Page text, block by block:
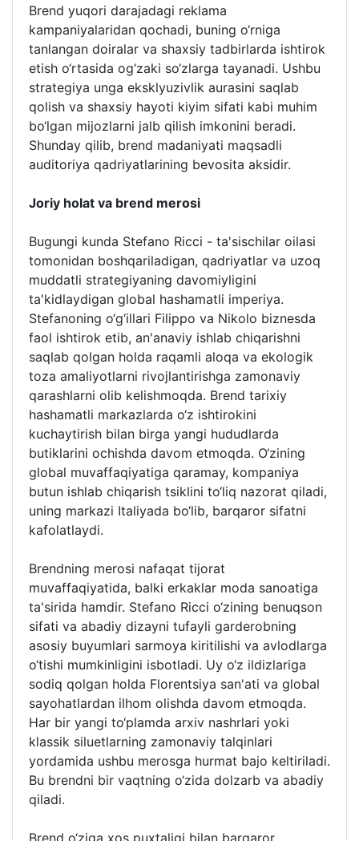
Brend yuqori darajadagi reklama
kampaniyalaridan qochadi, buning o‘rniga
tanlangan doiralar va shaxsiy tadbirlarda ishtirok
etish o‘rtasida og‘zaki so‘zlarga tayanadi. Ushbu
strategiya unga eksklyuzivlik aurasini saqlab
qolish va shaxsiy hayoti kiyim sifati kabi muhim
bo‘lgan mijozlarni jalb qilish imkonini beradi.
Shunday qilib, brend madaniyati maqsadli
auditoriya qadriyatlarining bevosita aksidir.
Joriy holat va brend merosi
Bugungi kunda Stefano Ricci - ta'sischilar oilasi
tomonidan boshqariladigan, qadriyatlar va uzoq
muddatli strategiyaning davomiyligini
ta'kidlaydigan global hashamatli imperiya.
Stefanoning o‘g‘illari Filippo va Nikolo biznesda
faol ishtirok etib, an'anaviy ishlab chiqarishni
saqlab qolgan holda raqamli aloqa va ekologik
toza amaliyotlarni rivojlantirishga zamonaviy
qarashlarni olib kelishmoqda. Brend tarixiy
hashamatli markazlarda o‘z ishtirokini
kuchaytirish bilan birga yangi hududlarda
butiklarini ochishda davom etmoqda. O‘zining
global muvaffaqiyatiga qaramay, kompaniya
butun ishlab chiqarish tsiklini to‘liq nazorat qiladi,
uning markazi Italiyada bo‘lib, barqaror sifatni
kafolatlaydi.
Brendning merosi nafaqat tijorat
muvaffaqiyatida, balki erkaklar moda sanoatiga
ta'sirida hamdir. Stefano Ricci o‘zining benuqson
sifati va abadiy dizayni tufayli garderobning
asosiy buyumlari sarmoya kiritilishi va avlodlarga
o‘tishi mumkinligini isbotladi. Uy o‘z ildizlariga
sodiq qolgan holda Florentsiya san'ati va global
sayohatlardan ilhom olishda davom etmoqda.
Har bir yangi to‘plamda arxiv nashrlari yoki
klassik siluetlarning zamonaviy talqinlari
yordamida ushbu merosga hurmat bajo keltiriladi.
Bu brendni bir vaqtning o‘zida dolzarb va abadiy
qiladi.
Brend o‘ziga xos puxtaligi bilan barqaror